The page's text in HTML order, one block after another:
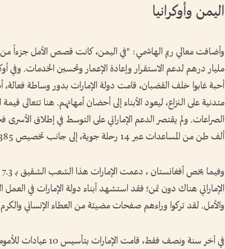
اليمن وأوكرانيا
مليار درهم لدعم الاستقرار وإعادة الإعمار وتحسين الخدمات. وفي
متدنية على النزاع، ليعود الأبناء إلى أحضان أمهاتهم. هنا
الصراعات. ولم يقتصر الدعم الإماراتي على التوسط في إطلاق
ألف طن من المساعدات عبر 14 رحلة جوية، إلى جانب تخصيص 385 مليون درهم لدعم الشعب الأوكراني.
والأمل. لقد تركوا وراءهم صفحات مضيئة من العطاء الإنساني والكرم
في آخر سنة ونصف فقط،